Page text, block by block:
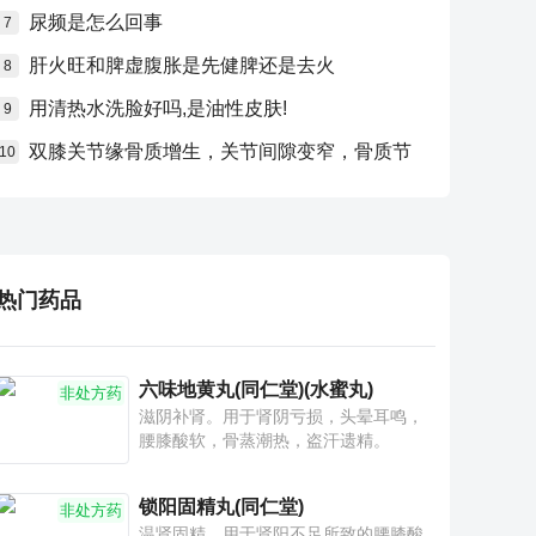
7 尿频是怎么回事
8 肝火旺和脾虚腹胀是先健脾还是去火
9 用清热水洗脸好吗,是油性皮肤!
10 双膝关节缘骨质增生，关节间隙变窄，骨质节
门药品
非处方药 六味地黄丸(同仁堂)(水蜜丸)
滋阴补肾。用于肾阴亏损，头晕耳鸣，
腰膝酸软，骨蒸潮热，盗汗遗精。
非处方药 锁阳固精丸(同仁堂)